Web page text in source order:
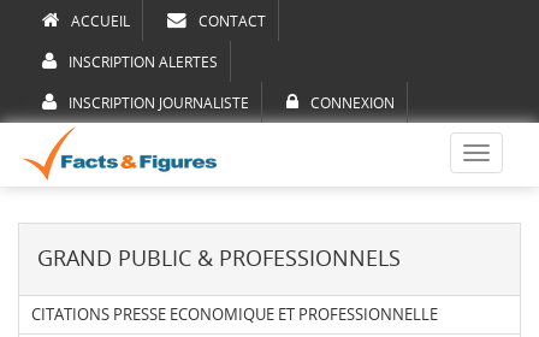
ACCUEIL CONTACT
INSCRIPTION ALERTES
INSCRIPTION JOURNALISTE CONNEXION
Toggle
GRAND PUBLIC & PROFESSIONNELS
CITATIONS PRESSE ECONOMIQUE ET PROFESSIONNELLE